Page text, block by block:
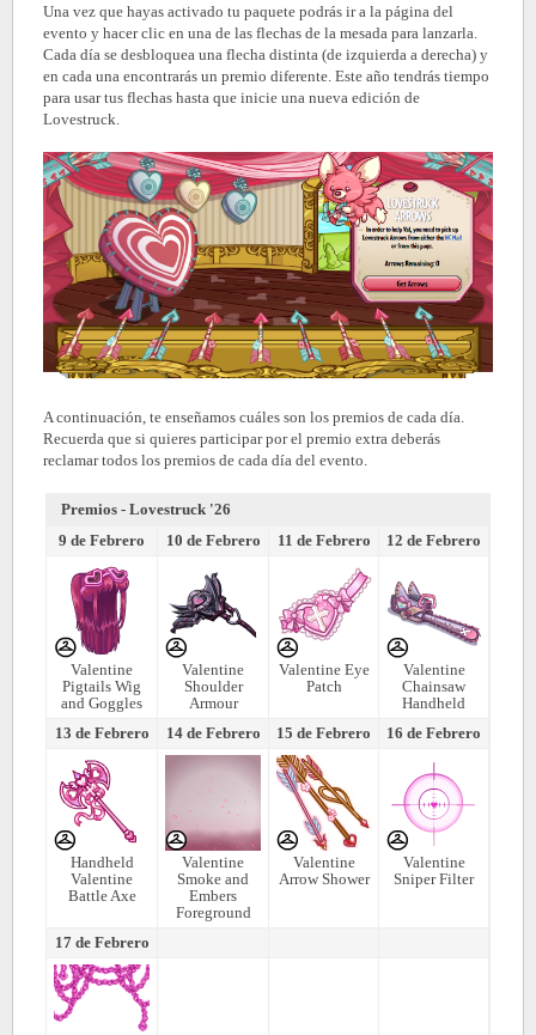
Una vez que hayas activado tu paquete podrás ir a la página del
evento y hacer clic en una de las flechas de la mesada para lanzarla.
Cada día se desbloquea una flecha distinta (de izquierda a derecha) y
en cada una encontrarás un premio diferente. Este año tendrás tiempo
para usar tus flechas hasta que inicie una nueva edición de
Lovestruck.
A continuación, te enseñamos cuáles son los premios de cada día.
Recuerda que si quieres participar por el premio extra deberás
reclamar todos los premios de cada día del evento.
Premios - Lovestruck '26
9 de Febrero
10 de Febrero 11 de Febrero 12 de Febrero
Valentine
Pigtails Wig
and Goggles
Valentine
Shoulder
Armour
Valentine Eye
Patch
Valentine
Chainsaw
Handheld
13 de Febrero
14 de Febrero 15 de Febrero 16 de Febrero
Handheld
Valentine
Battle Axe
Valentine
Smoke and
Embers
Foreground
Valentine
Arrow Shower
Valentine
Sniper Filter
17 de Febrero